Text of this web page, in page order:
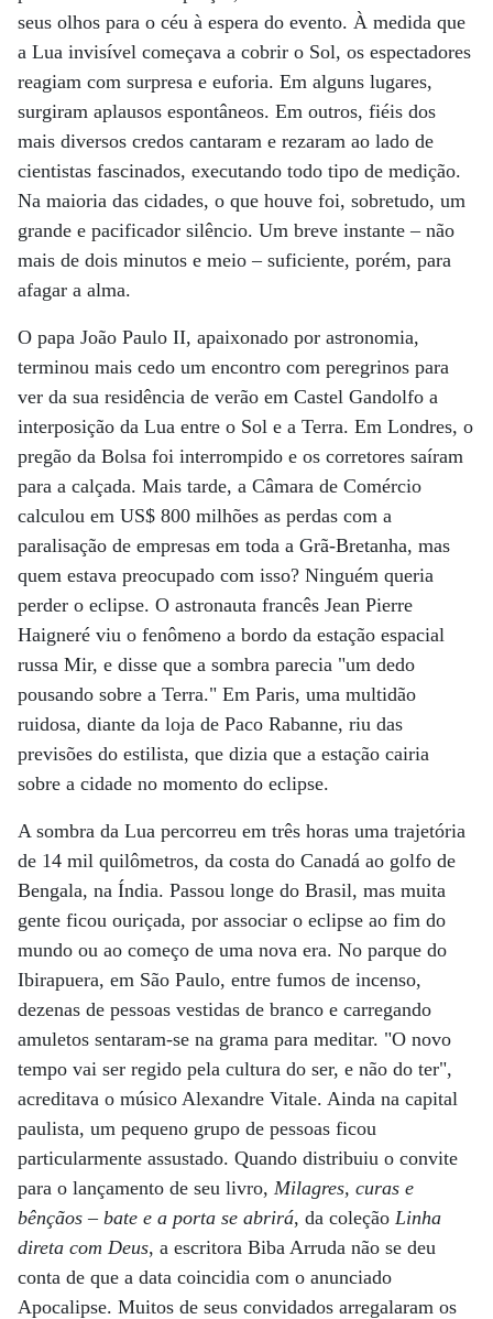
seus olhos para o céu à espera do evento. À medida que
a Lua invisível começava a cobrir o Sol, os espectadores
reagiam com surpresa e euforia. Em alguns lugares,
surgiram aplausos espontâneos. Em outros, fiéis dos
mais diversos credos cantaram e rezaram ao lado de
cientistas fascinados, executando todo tipo de medição.
Na maioria das cidades, o que houve foi, sobretudo, um
grande e pacificador silêncio. Um breve instante – não
mais de dois minutos e meio – suficiente, porém, para
afagar a alma.
O papa João Paulo II, apaixonado por astronomia,
terminou mais cedo um encontro com peregrinos para
ver da sua residência de verão em Castel Gandolfo a
interposição da Lua entre o Sol e a Terra. Em Londres, o
pregão da Bolsa foi interrompido e os corretores saíram
para a calçada. Mais tarde, a Câmara de Comércio
calculou em US$ 800 milhões as perdas com a
paralisação de empresas em toda a Grã-Bretanha, mas
quem estava preocupado com isso? Ninguém queria
perder o eclipse. O astronauta francês Jean Pierre
Haigneré viu o fenômeno a bordo da estação espacial
russa Mir, e disse que a sombra parecia "um dedo
pousando sobre a Terra." Em Paris, uma multidão
ruidosa, diante da loja de Paco Rabanne, riu das
previsões do estilista, que dizia que a estação cairia
sobre a cidade no momento do eclipse.
A sombra da Lua percorreu em três horas uma trajetória
de 14 mil quilômetros, da costa do Canadá ao golfo de
Bengala, na Índia. Passou longe do Brasil, mas muita
gente ficou ouriçada, por associar o eclipse ao fim do
mundo ou ao começo de uma nova era. No parque do
Ibirapuera, em São Paulo, entre fumos de incenso,
dezenas de pessoas vestidas de branco e carregando
amuletos sentaram-se na grama para meditar. "O novo
tempo vai ser regido pela cultura do ser, e não do ter",
acreditava o músico Alexandre Vitale. Ainda na capital
paulista, um pequeno grupo de pessoas ficou
particularmente assustado. Quando distribuiu o convite
para o lançamento de seu livro, Milagres, curas e
bênçãos – bate e a porta se abrirá, da coleção Linha
direta com Deus, a escritora Biba Arruda não se deu
conta de que a data coincidia com o anunciado
Apocalipse. Muitos de seus convidados arregalaram os